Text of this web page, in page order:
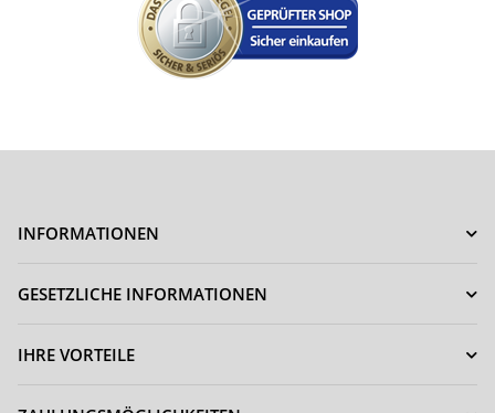
INFORMATIONEN
GESETZLICHE INFORMATIONEN
IHRE VORTEILE